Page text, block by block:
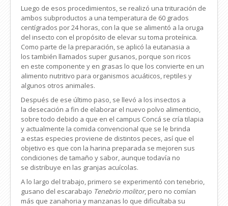
Luego de esos procedimientos, se realizó una trituración de
ambos subproductos a una temperatura de 60 grados
centígrados por 24 horas, con la que se alimentó a la oruga
del insecto con el propósito de elevar su toma proteínica.
Como parte de la preparación, se aplicó la eutanasia a
los también llamados super gusanos, porque son ricos
en este componente y en grasas lo que los convierte en un
alimento nutritivo para organismos acuáticos, reptiles y
algunos otros animales.
Después de ese último paso, se llevó a los insectos a
la desecación a fin de elaborar el nuevo polvo alimenticio,
sobre todo debido a que en el campus Concá se cría tilapia
y actualmente la comida convencional que se le brinda
a estas especies proviene de distintos peces, así que el
objetivo es que con la harina preparada se mejoren sus
condiciones de tamaño y sabor, aunque todavía no
se distribuye en las granjas acuícolas.
A lo largo del trabajo, primero se experimentó con tenebrio,
gusano del escarabajo Tenebrio molitor, pero no comían
más que zanahoria y manzanas lo que dificultaba su